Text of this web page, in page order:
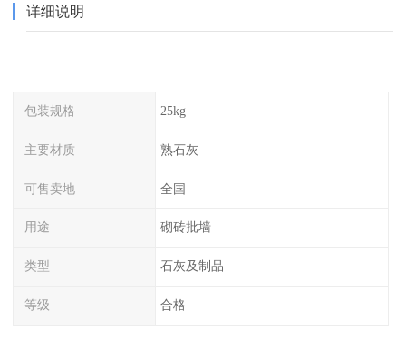
详细说明
包装规格 25kg
主要材质 熟石灰
可售卖地 全国
用途 砌砖批墙
类型 石灰及制品
等级 合格